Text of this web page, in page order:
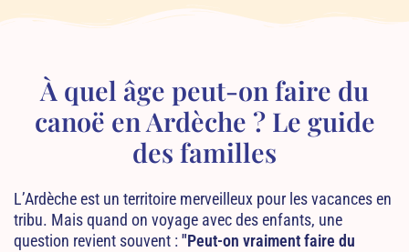
À quel âge peut-on faire du
canoë en Ardèche ? Le guide
des familles
L’Ardèche est un territoire merveilleux pour les vacances en
tribu. Mais quand on voyage avec des enfants, une
question revient souvent : "Peut-on vraiment faire du